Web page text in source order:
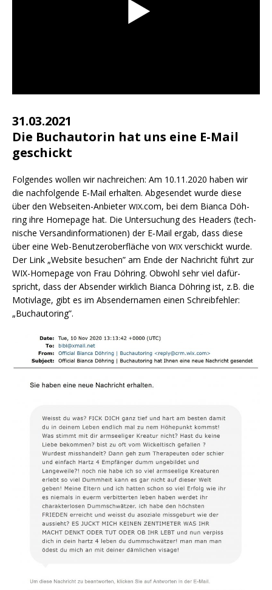
31.03.2021
Die Buchautorin hat uns eine E-Mail
geschickt
Fol­gen­des wol­len wir nach­rei­chen: Am 10.11.2020 haben wir
die nach­fol­gen­de E‑Mail erhal­ten. Abge­sen­det wur­de die­se
über den Web­sei­ten-Anbie­terWIX.com, bei dem Bian­ca Döh­
ring ihre Home­page hat. Die Unter­su­chung des Hea­ders (tech­
ni­sche Ver­sand­in­for­ma­tio­nen) der E‑Mail ergab, dass die­se
über eine Web-Benut­zer­ober­flä­che von WIX ver­schickt wur­de.
Der Link „Web­site besu­chen” am Ende der Nach­richt führt zur
WIX-Home­page von Frau Döh­ring. Obwohl sehr viel dafür­
spricht, dass der Absen­der wirk­lich Bian­ca Döh­ring ist, z.B. die
Motiv­la­ge, gibt es im Absen­der­na­men einen Schreib­feh­ler:
„Buch­au­to­ring”.